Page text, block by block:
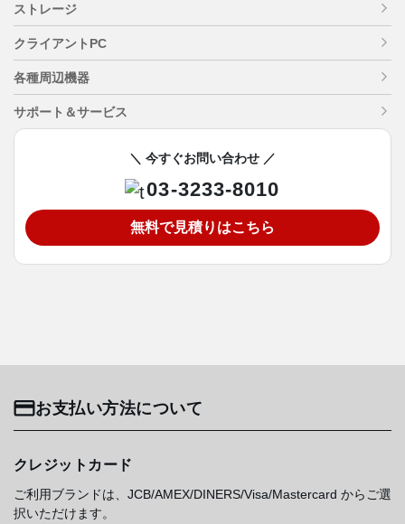
ストレージ
クライアントPC
各種周辺機器
サポート＆サービス
＼ 今すぐお問い合わせ ／
03-3233-8010
無料で見積りはこちら
お支払い方法について
クレジットカード
ご利用ブランドは、JCB/AMEX/DINERS/Visa/Mastercard からご選
択いただけます。